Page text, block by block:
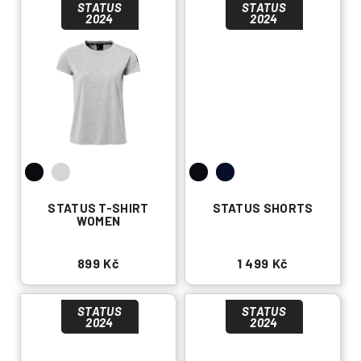
STATUS
2024
STATUS T-SHIRT
WOMEN
899 Kč
STATUS
2024
STATUS SHORTS
1 499 Kč
STATUS
2024
STATUS
2024